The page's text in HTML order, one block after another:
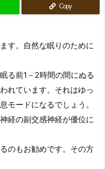
Copy
す。自然な眠りのために
る前1－2時間の間にぬる
れています。それはゆっ
モードになるでしょう。
経の副交感神経が優位に
のもお勧めです。その方